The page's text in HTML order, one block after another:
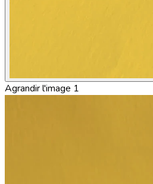
Agrandir l'image 1